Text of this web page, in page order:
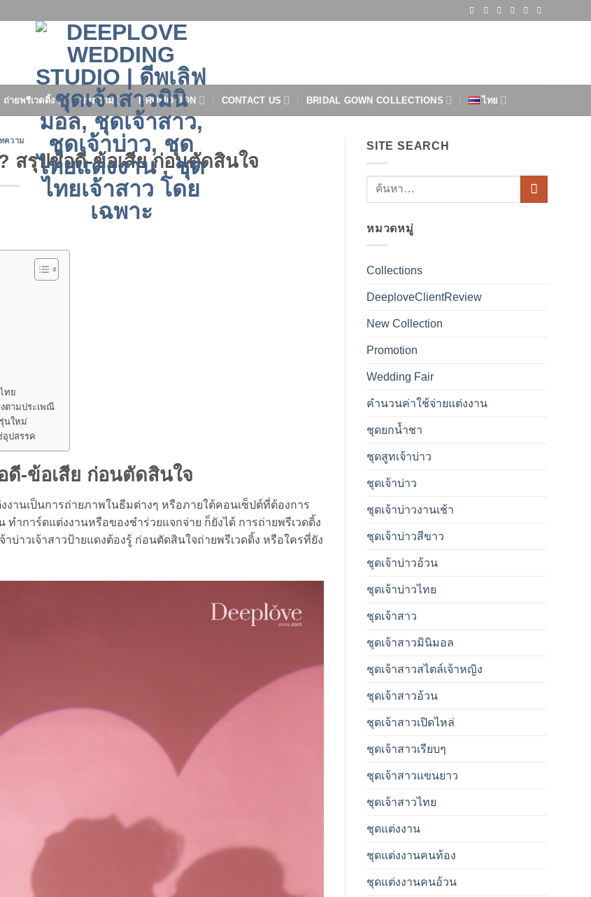
ถ่ายพรีเวดดิ้ง บทความ PROMOTION CONTACT US BRIDAL GOWN COLLECTIONS ไทย
ความ
สรุปข้อดี-ข้อเสีย ก่อนตัดสินใจ
ทย
ตามประเพณี
นใหม่
อุปสรรค
ดี-ข้อเสีย ก่อนตัดสินใจ
านเป็นการถ่ายภาพในธีมต่างๆ หรือภายใต้คอนเซ็ปต์ที่ต้องการ
ำการ์ดแต่งงานหรือของชำร่วยแจกจ่าย ก็ยังได้ การถ่ายพรีเวดดิ้ง
าวเจ้าสาวป้ายแดงต้องรู้ ก่อนตัดสินใจถ่ายพรีเวดดิ้ง หรือใครที่ยัง
SITE SEARCH
หมวดหมู่
Collections
DeeploveClientReview
New Collection
Promotion
Wedding Fair
คำนวนค่าใช้จ่ายแต่งงาน
ชุดยกน้ำชา
ชุดสูทเจ้าบ่าว
ชุดเจ้าบ่าว
ชุดเจ้าบ่าวงานเช้า
ชุดเจ้าบ่าวสีขาว
ชุดเจ้าบ่าวอ้วน
ชุดเจ้าบ่าวไทย
ชุดเจ้าสาว
ชุดเจ้าสาวมินิมอล
ชุดเจ้าสาวสไตล์เจ้าหญิง
ชุดเจ้าสาวอ้วน
ชุดเจ้าสาวเปิดไหล่
ชุดเจ้าสาวเรียบๆ
ชุดเจ้าสาวเเขนยาว
ชุดเจ้าสาวไทย
ชุดแต่งงาน
ชุดแต่งงานคนท้อง
ชุดแต่งงานคนอ้วน